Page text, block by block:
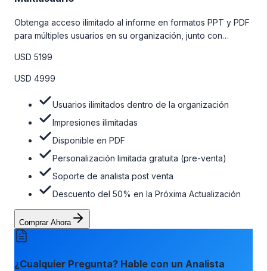
Obtenga acceso ilimitado al informe en formatos PPT y PDF
para múltiples usuarios en su organización, junto con
venta, el soporte post-venta de nuestros analistas y una
opción de actualización gratuita del informe dentro de 180
la tabla de precios a continuación.
USD 5199
USD 4999
Usuarios ilimitados dentro de la organización
Impresiones ilimitadas
Disponible en PDF
Personalización limitada gratuita (pre-venta)
Soporte de analista post venta
Descuento del 50% en la Próxima Actualización
Comprar Ahora
¿Cualquier Pregunta? Hable con un Analista